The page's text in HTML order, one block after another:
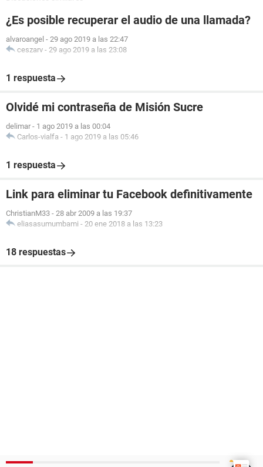
¿Es posible recuperar el audio de una llamada?
alvaroangel - 29 ago 2019 a las 22:47
ceszarv - 29 ago 2019 a las 23:08
1 respuesta
Olvidé mi contraseña de Misión Sucre
delimar - 1 ago 2019 a las 00:04
Carlos-vialfa - 1 ago 2019 a las 05:46
1 respuesta
Link para eliminar tu Facebook definitivamente
ChristianM33 - 28 abr 2009 a las 19:37
eliasasumumbami - 20 ene 2018 a las 13:23
18 respuestas